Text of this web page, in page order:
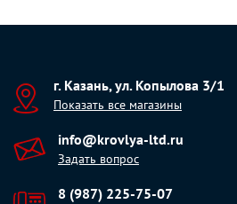
г. Казань, ул. Копылова 3/1
Показать все магазины
info@krovlya-ltd.ru
Задать вопрос
8 (987) 225-75-07